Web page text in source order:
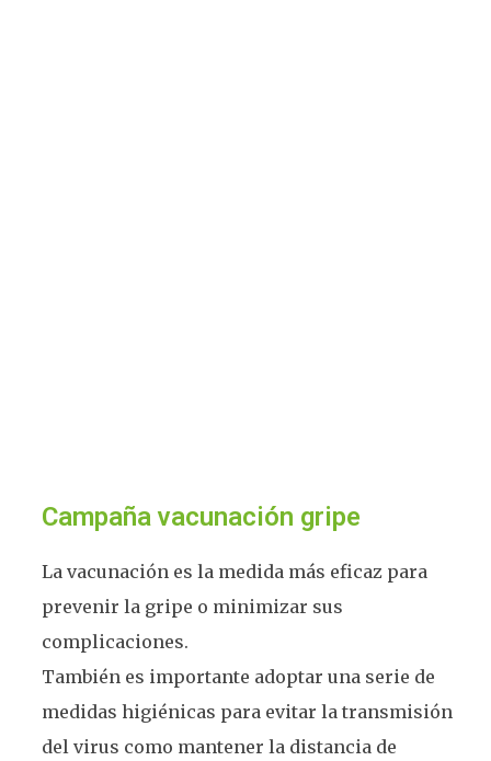
Campaña vacunación gripe
La vacunación es la medida más eficaz para
prevenir la gripe o minimizar sus
complicaciones.
También es importante adoptar una serie de
medidas higiénicas para evitar la transmisión
del virus como mantener la distancia de